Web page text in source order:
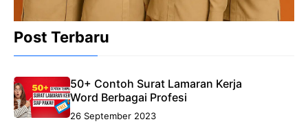
Post Terbaru
50+ Contoh Surat Lamaran Kerja
Word Berbagai Profesi
26 September 2023